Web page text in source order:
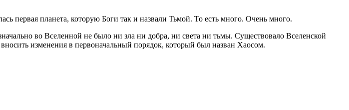
первая планета, которую Боги так и назвали Тьмой. То есть много. Очень много.
во Вселенной не было ни зла ни добра, ни света ни тьмы. Существовало Вселенской
изменения в первоначальный порядок, который был назван Хаосом.